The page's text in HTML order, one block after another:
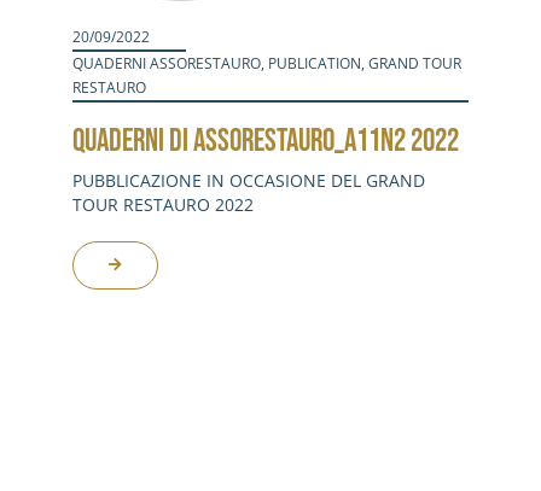
20/09/2022
QUADERNI ASSORESTAURO, PUBLICATION, GRAND TOUR
RESTAURO
QUADERNI DI ASSORESTAURO_A11N2 2022
PUBBLICAZIONE IN OCCASIONE DEL GRAND
TOUR RESTAURO 2022